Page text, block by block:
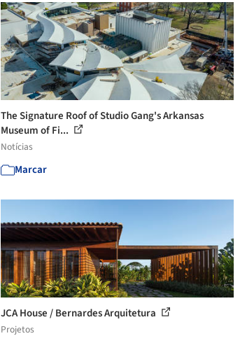
The Signature Roof of Studio Gang's Arkansas
Museum of Fi...
Notícias
Marcar
JCA House / Bernardes Arquitetura
Projetos